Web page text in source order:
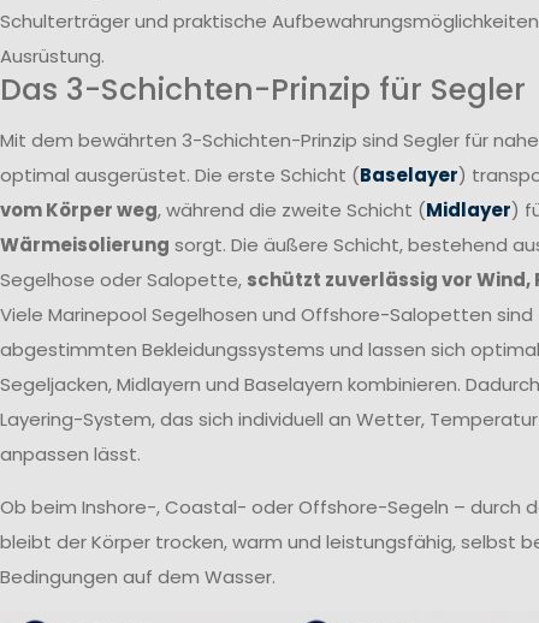
Schulterträger und praktische
Ausrüstung.
Das 3-Schichten-Prinzip für Segler
Mit dem bewährten 3-Schichten-Prinzip sind Segler für
optimal ausgerüstet. Die erste Schicht (Baselayer)
vom Körper weg, während die zweite Schicht (Midlayer)
Wärmeisolierung sorgt. Die äußere Schicht, bestehend
Segelhose oder Salopette, schützt zuverlässig vor Wind,
Viele Marinepool Segelhosen und Offshore-Salopetten sind
abgestimmten Bekleidungssystems und lassen sich
Segeljacken, Midlayern und Baselayern kombinieren.
Layering-System, das sich individuell an Wetter,
anpassen lässt.
Ob beim Inshore-, Coastal- oder Offshore-Segeln – durch
bleibt der Körper trocken, warm und leistungsfähig, selbst
Bedingungen auf dem Wasser.